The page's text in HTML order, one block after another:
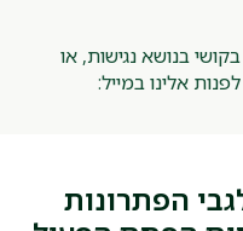
בנושא נגישות, או
אלינו במייל:
הפתרונות